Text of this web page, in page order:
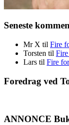
Seneste
Mr X til Fire
Torsten til
Lars til Fire
Foredrag ved
ANNONCE